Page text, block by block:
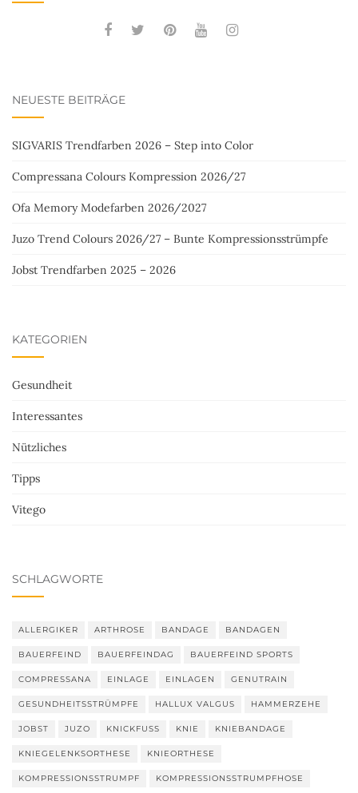
NEUESTE BEITRÄGE
SIGVARIS Trendfarben 2026 – Step into Color
Compressana Colours Kompression 2026/27
Ofa Memory Modefarben 2026/2027
Juzo Trend Colours 2026/27 – Bunte Kompressionsstrümpfe
Jobst Trendfarben 2025 – 2026
KATEGORIEN
Gesundheit
Interessantes
Nützliches
Tipps
Vitego
SCHLAGWORTE
ALLERGIKER ARTHROSE BANDAGE BANDAGEN
BAUERFEIND BAUERFEINDAG BAUERFEIND SPORTS
COMPRESSANA EINLAGE EINLAGEN GENUTRAIN
GESUNDHEITSSTRÜMPFE HALLUX VALGUS HAMMERZEHE
JOBST JUZO KNICKFUSS KNIE KNIEBANDAGE
KNIEGELENKSORTHESE KNIEORTHESE
KOMPRESSIONSSTRUMPF KOMPRESSIONSSTRUMPFHOSE